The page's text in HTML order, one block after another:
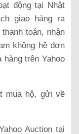
động tại Nhật
giao hàng ra
toán, nhận
không hề đơn
trên Yahoo
mua hộ, gửi về
Auction tại